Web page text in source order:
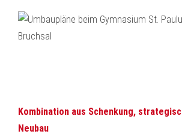
Kombination aus Schenkung,
Neubau